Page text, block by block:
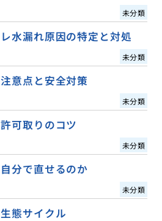
未分類
水漏れ原因の特定と対処
未分類
意点と安全対策
未分類
可取りのコツ
未分類
分で直せるのか
未分類
態サイクル